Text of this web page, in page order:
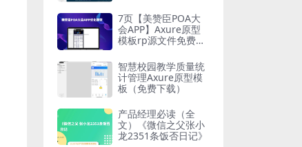
7页【美赞臣POA大
会APP】Axure原型
模板rp源文件免费下
智慧校园教学质量统
计管理Axure原型模
板（免费下载）
产品经理必读（全
文）《微信之父张小
龙2351条饭否日记》